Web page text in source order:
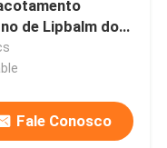
de Lipbalm do
12.1mm
Fale Conosco